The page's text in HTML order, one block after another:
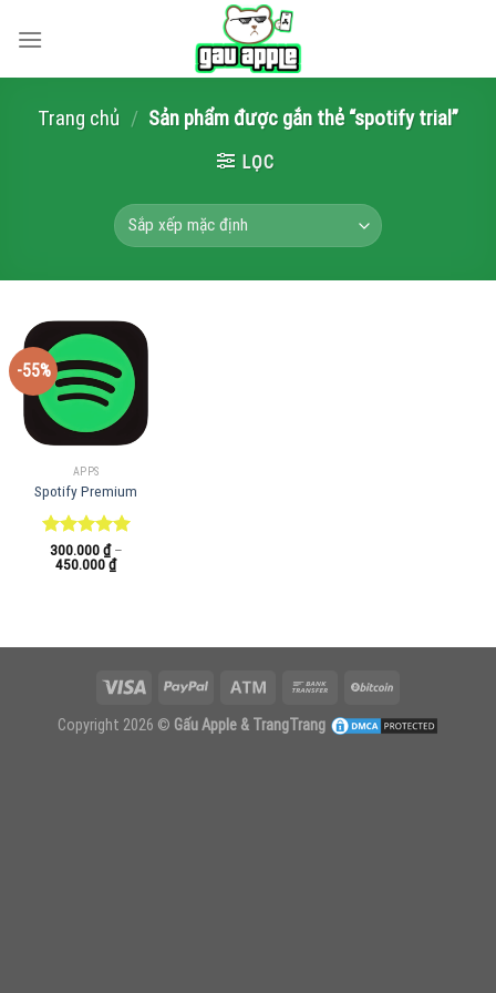
Trang chủ / Sản phẩm được gắn thẻ “spotify trial”
LỌC
-55%
APPS
Spotify Premium
Được xếp
hạng5.00
300.000₫ –
450.000₫Khoảng
giá:
Copyright 2026 © Gấu Apple & TrangTrang